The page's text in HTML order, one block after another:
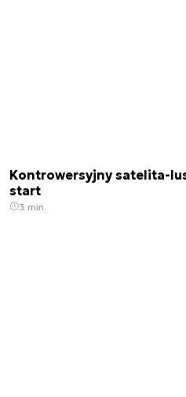
Kontrowersyjny satelita-
start
3 min.